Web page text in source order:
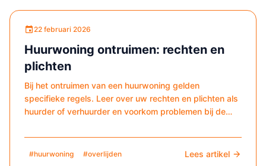
22 februari 2026
Huurwoning ontruimen: rechten en
plichten
Bij het ontruimen van een huurwoning gelden
specifieke regels. Leer over uw rechten en plichten als
huurder of verhuurder en voorkom problemen bij de
#huurwoning #overlijden Lees artikel